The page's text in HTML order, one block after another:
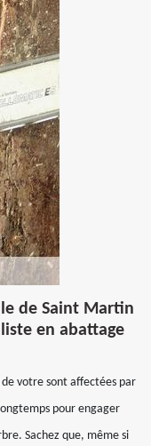
de Saint Martin
en abattage
votre sont affectées par
pour engager
Sachez que, même si